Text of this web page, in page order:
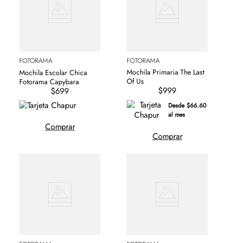
FOTORAMA
Mochila Escolar Chica
Fotorama Capybara
$699
Comprar
FOTORAMA
Mochila Primaria The Last
Of Us
$999
Desde $66.60
al mes
Comprar